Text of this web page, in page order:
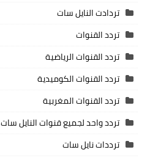
تردادت النايل سات
تردد القنوات
تردد القنوات الرياضية
تردد القنوات الكوميدية
تردد القنوات المغربية
تردد واحد لجميع قنوات النايل سات 2025
ترددات نايل سات